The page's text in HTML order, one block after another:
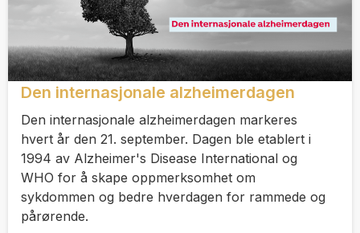
Den internasjonale alzheimerdagen
Den internasjonale alzheimerdagen markeres
hvert år den 21. september. Dagen ble etablert i
1994 av Alzheimer's Disease International og
WHO for å skape oppmerksomhet om
sykdommen og bedre hverdagen for rammede og
pårørende.